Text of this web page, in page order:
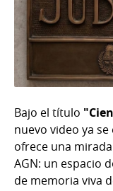
Bajo el título
nuevo video ya
ofrece una
AGN: un espacio
de memoria viva